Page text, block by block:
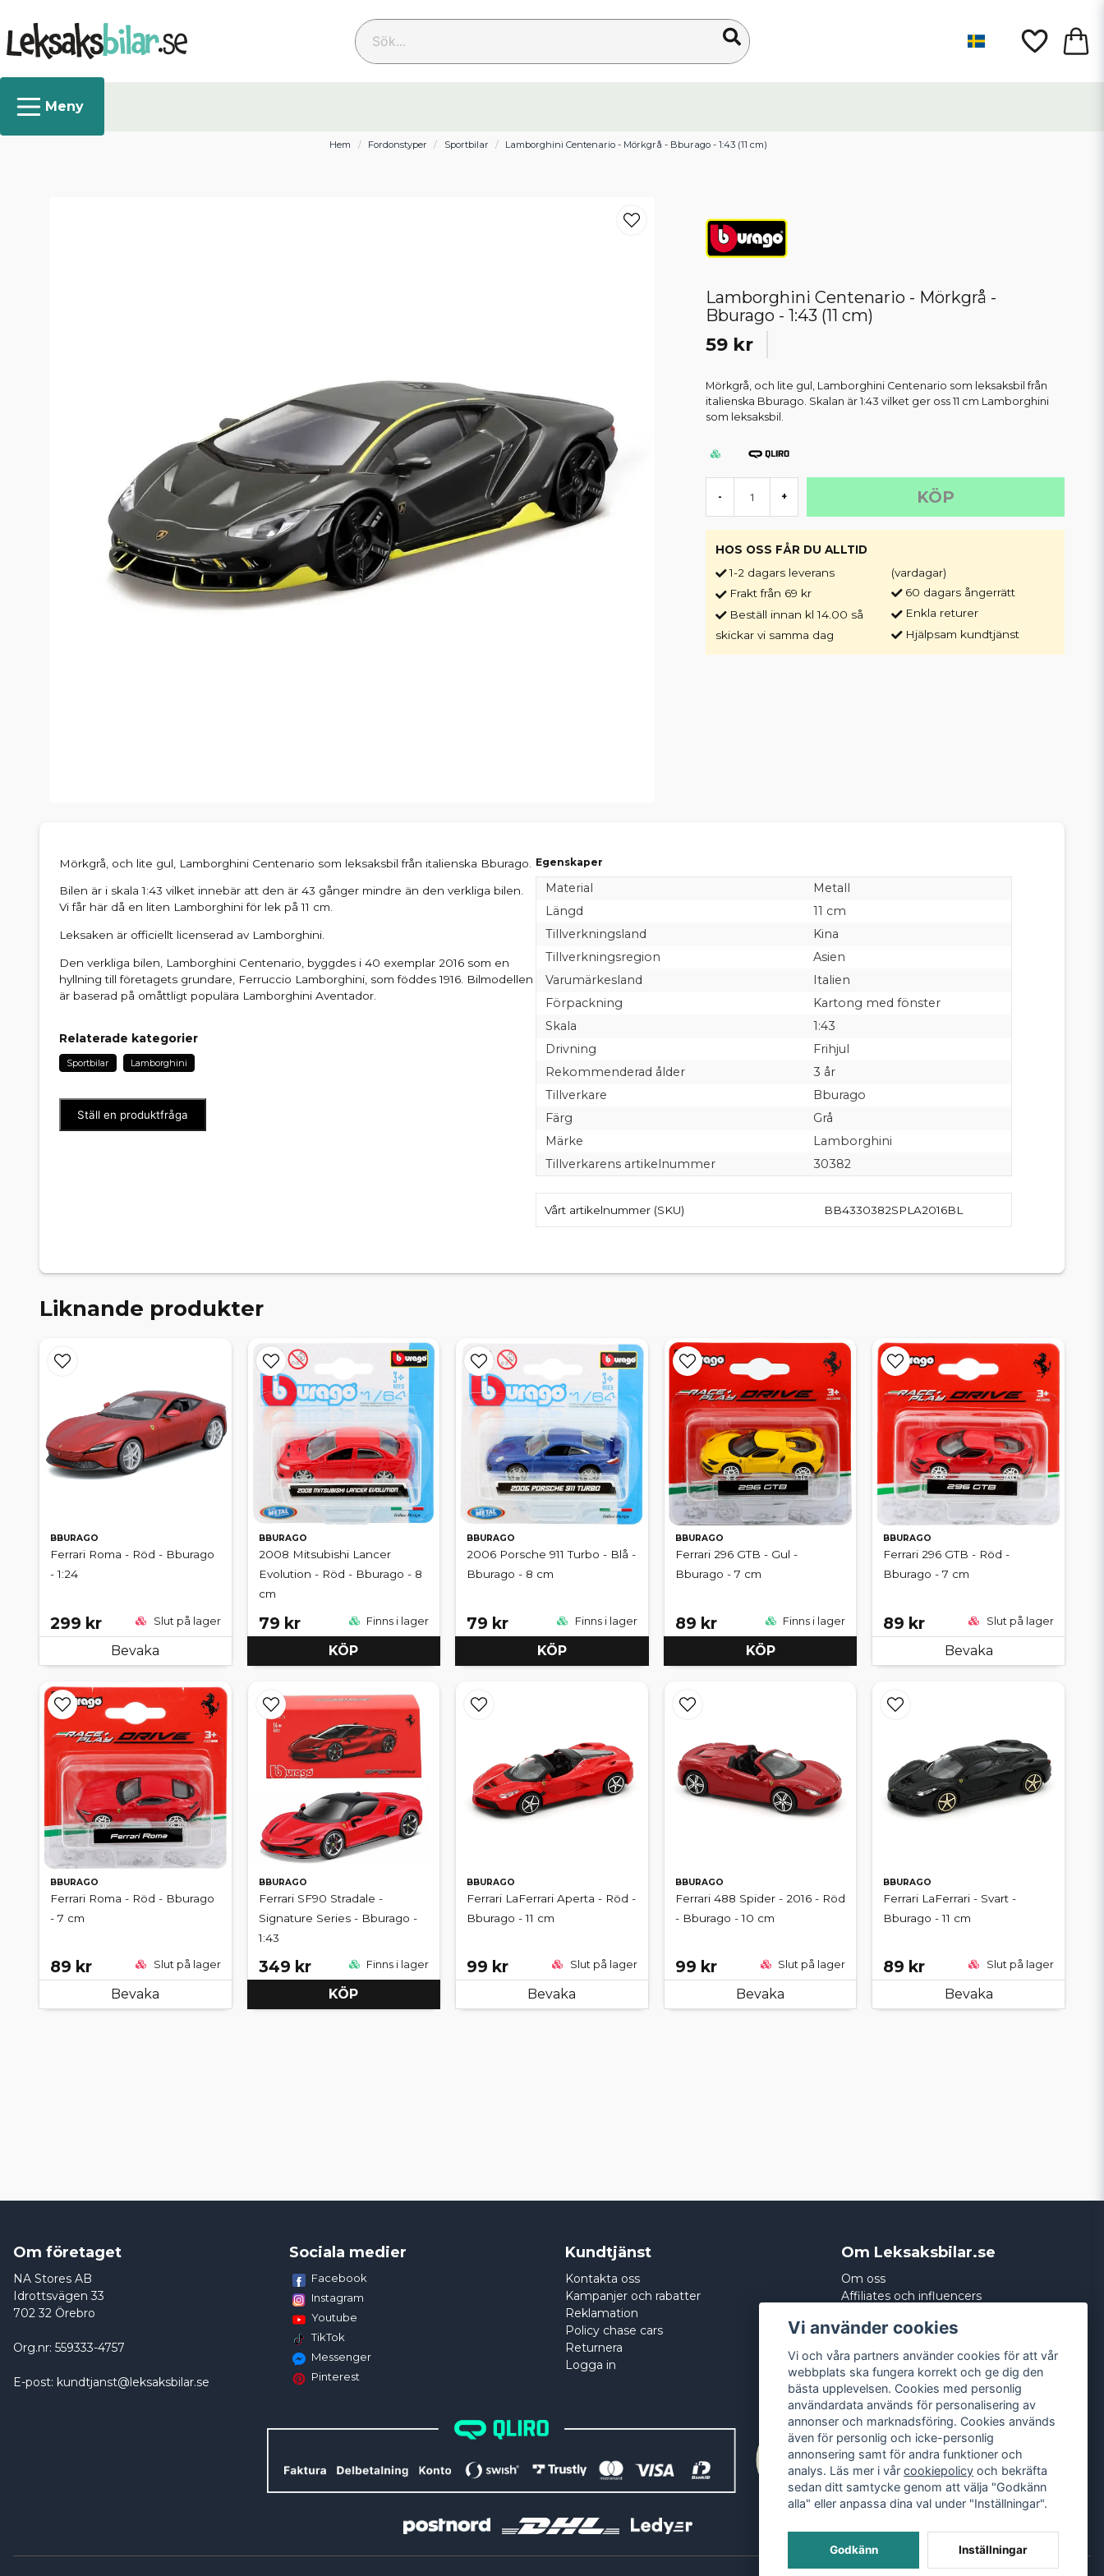
Sök...
Hem Fordonstyper Sportbilar Lamborghini Centenario - Mörkgrå - Bburago - 1:43 (11 cm)
Lamborghini Centenario - Mörkgrå -
Bburago - 1:43 (11 cm)
59 kr
Mörkgrå, och lite gul, Lamborghini Centenario som leksaksbil från
italienska Bburago. Skalan är 1:43 vilket ger oss 11 cm Lamborghini
som leksaksbil.
- + KÖP
HOS OSS FÅR DU ALLTID
1-2 dagars leverans
Frakt från 69 kr
Beställ innan kl 14.00 så
skickar vi samma dag
(vardagar)
60 dagars ångerrätt
Enkla returer
Hjälpsam kundtjänst
Mörkgrå, och lite gul, Lamborghini Centenario som leksaksbil från italienska Bburago.
Bilen är i skala 1:43 vilket innebär att den är 43 gånger mindre än den verkliga bilen.
Vi får här då en liten Lamborghini för lek på 11 cm.
Leksaken är officiellt licenserad av Lamborghini.
Den verkliga bilen, Lamborghini Centenario, byggdes i 40 exemplar 2016 som en
hyllning till företagets grundare, Ferruccio Lamborghini, som föddes 1916. Bilmodellen
är baserad på omåttligt populära Lamborghini Aventador.
Relaterade kategorier
Sportbilar Lamborghini
Ställ en produktfråga
Egenskaper
Material
Metall
Längd
11 cm
Tillverkningsland
Kina
Tillverkningsregion
Asien
Varumärkesland
Italien
Förpackning
Kartong med fönster
Skala
1:43
Drivning
Frihjul
Rekommenderad ålder
3 år
Tillverkare
Bburago
Färg
Grå
Märke
Lamborghini
Tillverkarens artikelnummer
30382
Vårt artikelnummer (SKU) BB4330382SPLA2016BL
Liknande produkter
BBURAGO
Ferrari Roma - Röd - Bburago
- 1:24
299 kr Slut på lager
Bevaka
BBURAGO
2008 Mitsubishi Lancer
Evolution - Röd - Bburago - 8
cm
79 kr Finns i lager
KÖP
BBURAGO
2006 Porsche 911 Turbo - Blå -
Bburago - 8 cm
79 kr Finns i lager
KÖP
BBURAGO
Ferrari 296 GTB - Gul -
Bburago - 7 cm
89 kr Finns i lager
KÖP
BBURAGO
Ferrari 296 GTB - Röd -
Bburago - 7 cm
89 kr Slut på lager
Bevaka
BBURAGO
Ferrari Roma - Röd - Bburago
- 7 cm
89 kr Slut på lager
Bevaka
BBURAGO
Ferrari SF90 Stradale -
Signature Series - Bburago -
1:43
349 kr Finns i lager
KÖP
BBURAGO
Ferrari LaFerrari Aperta - Röd -
Bburago - 11 cm
99 kr Slut på lager
Bevaka
BBURAGO
Ferrari 488 Spider - 2016 - Röd
- Bburago - 10 cm
99 kr Slut på lager
Bevaka
BBURAGO
Ferrari LaFerrari - Svart -
Bburago - 11 cm
89 kr Slut på lager
Bevaka
Om företaget
NA Stores AB
Idrottsvägen 33
702 32 Örebro
Org.nr: 559333-4757
E-post: kundtjanst@leksaksbilar.se
Sociala medier
Facebook
Instagram
Youtube
TikTok
Messenger
Pinterest
Kundtjänst
Kontakta oss
Kampanjer och rabatter
Reklamation
Policy chase cars
Returnera
Logga in
Om Leksaksbilar.se
Om oss
Affiliates och influencers
Integritetspolicy
Vi använder cookies
Vi och våra partners använder cookies för att vår
webbplats ska fungera korrekt och ge dig den
bästa upplevelsen. Cookies med personlig
användardata används för personalisering av
annonser och marknadsföring. Cookies används
även för personlig och icke-personlig
annonsering samt för andra funktioner och
analys. Läs mer i vårcookiepolicy och bekräfta
sedan ditt samtycke genom att välja "Godkänn
alla" eller anpassa dina val under "Inställningar".
Godkänn Inställningar